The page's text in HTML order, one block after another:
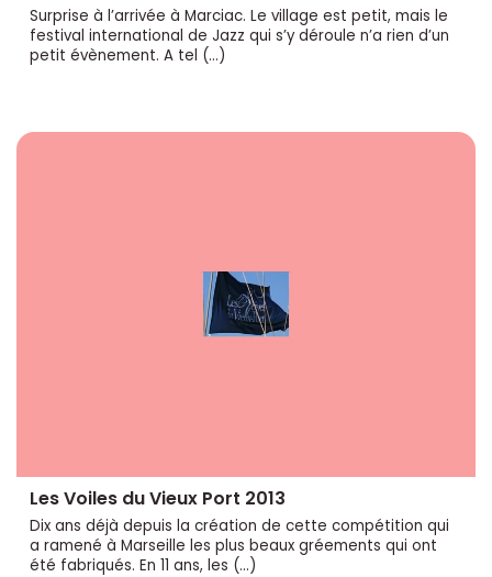
Surprise à l’arrivée à Marciac. Le village est petit, mais le
festival international de Jazz qui s’y déroule n’a rien d’un
petit évènement. A tel (…)
Les Voiles du Vieux Port 2013
Dix ans déjà depuis la création de cette compétition qui
a ramené à Marseille les plus beaux gréements qui ont
été fabriqués. En 11 ans, les (…)